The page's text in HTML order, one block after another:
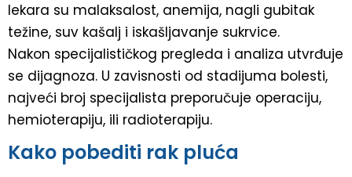
lekara su malaksalost, anemija, nagli gubitak
težine, suv kašalj i iskašljavanje sukrvice.
Nakon specijalističkog pregleda i analiza utvrđuje
se dijagnoza. U zavisnosti od stadijuma bolesti,
najveći broj specijalista preporučuje operaciju,
hemioterapiju, ili radioterapiju.
Kako pobediti rak pluća